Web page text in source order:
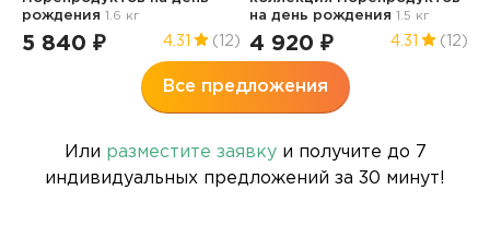
рождения 1.6 кг
5 840 ₽ 4.31 (12)
на день рождения 1.5 кг
4 920 ₽ 4.31 (12)
Все предложения
Или разместите заявкуи получите до 7
индивидуальных предложений за 30 минут!